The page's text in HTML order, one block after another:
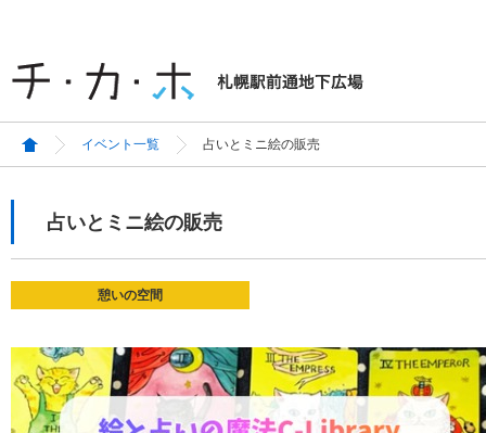
イベント一覧 占いとミニ絵の販売
占いとミニ絵の販売
憩いの空間